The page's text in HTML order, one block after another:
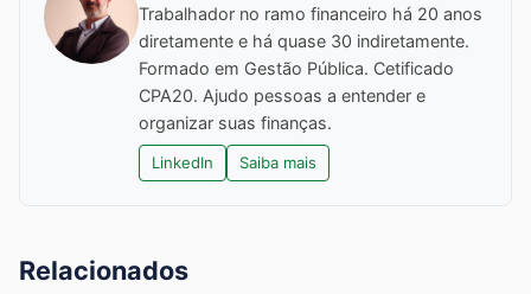
Trabalhador no ramo financeiro há 20 anos
diretamente e há quase 30 indiretamente.
Formado em Gestão Pública. Cetificado
CPA20. Ajudo pessoas a entender e
organizar suas finanças.
LinkedIn Saiba mais
Relacionados